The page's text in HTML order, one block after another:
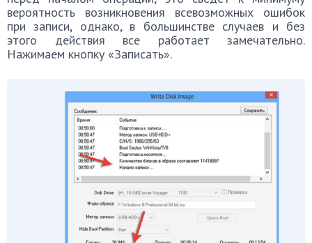
вероятность возникновения всевозможных ошибок
при записи, однако, в большинстве случаев и без
этого действия все работает замечательно.
Нажимаем кнопку «Записать».